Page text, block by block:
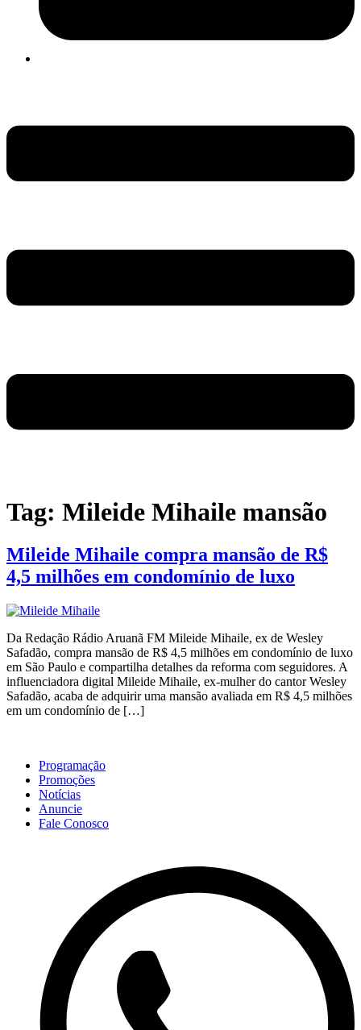
Tag: Mileide Mihaile mansão
Mileide Mihaile compra mansão de R$
4,5 milhões em condomínio de luxo
Da Redação Rádio Aruanã FM Mileide Mihaile, ex de Wesley
Safadão, compra mansão de R$ 4,5 milhões em condomínio de luxo
em São Paulo e compartilha detalhes da reforma com seguidores. A
influenciadora digital Mileide Mihaile, ex-mulher do cantor Wesley
Safadão, acaba de adquirir uma mansão avaliada em R$ 4,5 milhões
em um condomínio de […]
Programação
Promoções
Notícias
Anuncie
Fale Conosco